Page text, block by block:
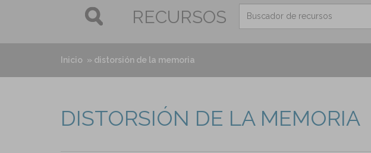
RECURSOS
Inicio distorsión de la memoria
DISTORSIÓN DE LA MEMORIA